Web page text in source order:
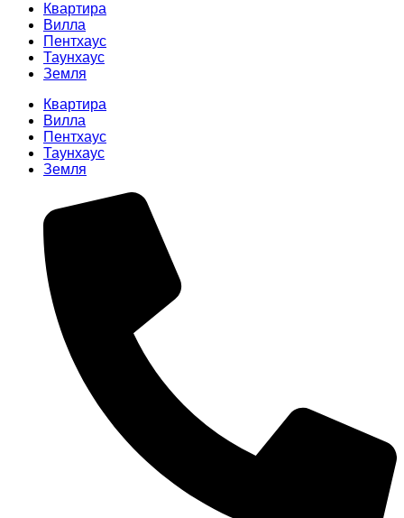
Квартира
Вилла
Пентхаус
Таунхаус
Земля
Квартира
Вилла
Пентхаус
Таунхаус
Земля